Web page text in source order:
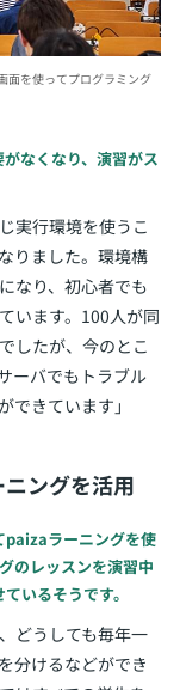
面を使ってプログラミング
なくなり、演習がス
実行環境を使うこ
りました。環境構
なり、初心者でも
います。100人が同
したが、今のとこ
ーバでもトラブル
できています」
ングを活用
paizaラーニングを使
のレッスンを演習中
いるそうです。
どうしても毎年一
分けるなどができ